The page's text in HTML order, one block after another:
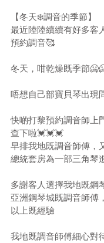
【冬天❄️調音的季節】
最近陸陸續續有好多客
預約調音🥰
冬天，咁乾燥既季節
唔想自己部寶貝琴出現
快啲打黎預約調音師上
查下啦💓💓💓
早排我地既調音師傅，
總統套房為一部三角琴
多謝客人選擇我地既鋼
亞洲鋼琴城既調音師傅
以上既經驗
我地既調音師傅細心對